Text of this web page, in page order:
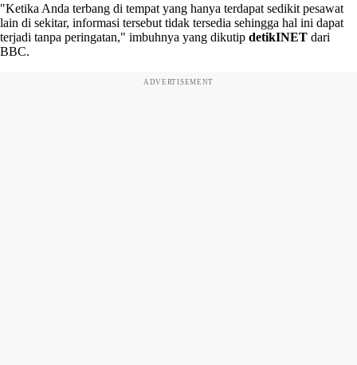
"Ketika Anda terbang di tempat yang hanya terdapat sedikit pesawat
lain di sekitar, informasi tersebut tidak tersedia sehingga hal ini dapat
terjadi tanpa peringatan," imbuhnya yang dikutip detikINET dari
BBC.
ADVERTISEMENT